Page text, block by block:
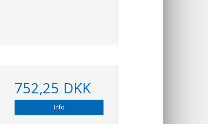
752,25 DKK
Info